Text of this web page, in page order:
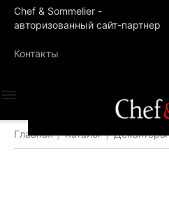
Chef & Sommelier -
авторизованный сайт-партнер
Контакты
Главная / Каталог / Декантеры